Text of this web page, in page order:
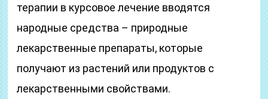
терапии в курсовое лечение вводятся
народные средства – природные
лекарственные препараты, которые
получают из растений или продуктов с
лекарственными свойствами.